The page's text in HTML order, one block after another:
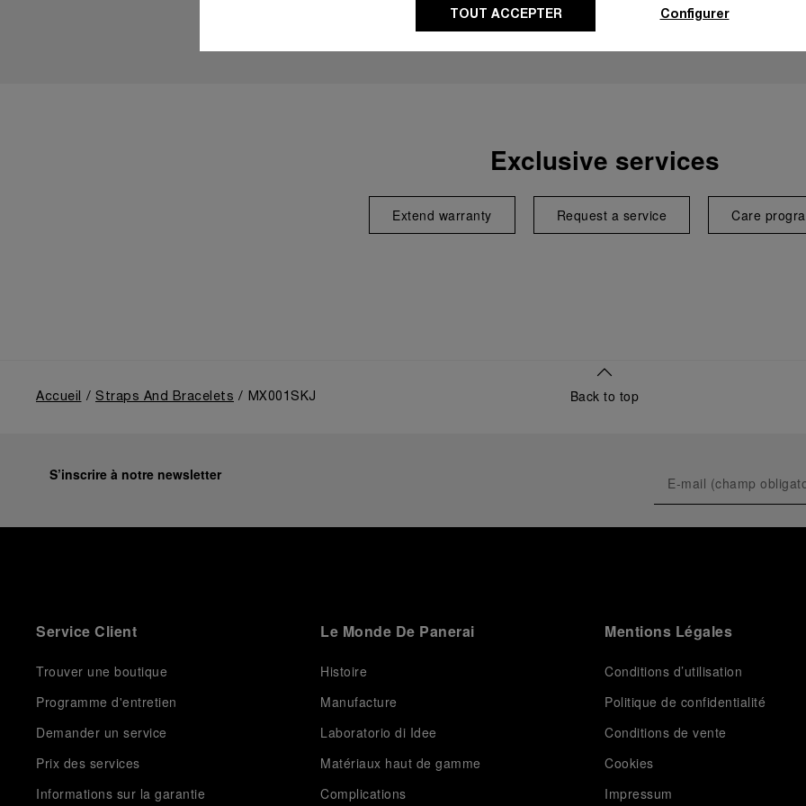
Exclusive services
Extend warranty Request a service Care
Accueil Straps And Bracelets MX001SKJ Back to top
S’inscrire à notre newsletter
Service Client
Trouver une boutique
Programme d'entretien
Demander un service
Prix des services
Informations sur la garantie
Le Monde De Panerai
Histoire
Manufacture
Laboratorio di Idee
Matériaux haut de gamme
Complications
Mentions Légales
Conditions d’utilisation
Politique de confidentialité
Conditions de vente
Cookies
Impressum
TOUT ACCEPTER Configurer